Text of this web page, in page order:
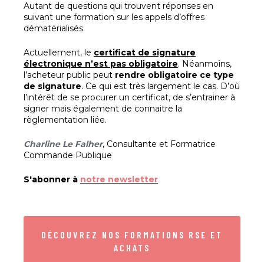
Autant de questions qui trouvent réponses en
suivant une formation sur les appels d’offres
dématérialisés.
Actuellement, le certificat de signature
électronique n’est pas obligatoire. Néanmoins,
l’acheteur public peut rendre obligatoire ce type
de signature. Ce qui est très largement le cas. D’où
l’intérêt de se procurer un certificat, de s’entrainer à
signer mais également de connaitre la
règlementation liée.
Charline Le Falher, Consultante et Formatrice
Commande Publique
S'abonner à notre newsletter
DÉCOUVREZ NOS FORMATIONS RSE ET
ACHATS